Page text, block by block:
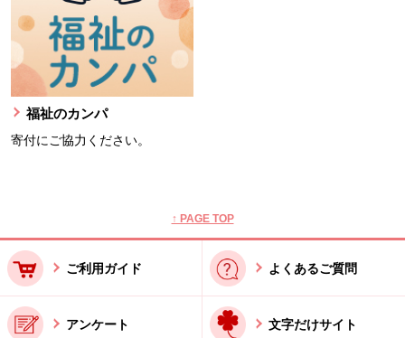
福祉のカンパ
寄付にご協力ください。
↑ PAGE TOP
ご利用ガイド よくあるご質問
アンケート 文字だけサイト